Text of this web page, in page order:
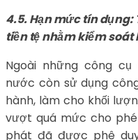
4.5. Hạn mức tín dụng:
tiền tệ nhằm kiểm soát
Ngoài những công
nước còn sử dụng
hành, làm cho khối
vượt quá mức cho
phát đã được phê